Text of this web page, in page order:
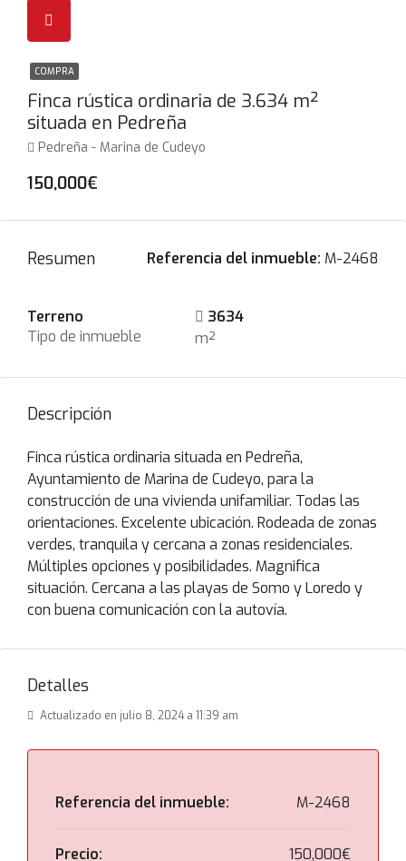
COMPRA
Finca rústica ordinaria de 3.634 m²
situada en Pedreña
Pedreña - Marina de Cudeyo
150,000€
Resumen Referencia del inmueble: M-2468
Terreno
Tipo de inmueble
3634
m²
Descripción
Finca rústica ordinaria situada en Pedreña,
Ayuntamiento de Marina de Cudeyo, para la
construcción de una vivienda unifamiliar. Todas las
orientaciones. Excelente ubicación. Rodeada de zonas
verdes, tranquila y cercana a zonas residenciales.
Múltiples opciones y posibilidades. Magnifica
situación. Cercana a las playas de Somo y Loredo y
con buena comunicación con la autovía.
Detalles
Actualizado en julio 8, 2024 a 11:39 am
Referencia del inmueble: M-2468
Precio: 150,000€